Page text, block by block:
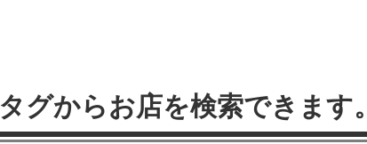
タグからお店を検索できます。